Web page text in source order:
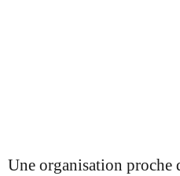
Une organisation proche